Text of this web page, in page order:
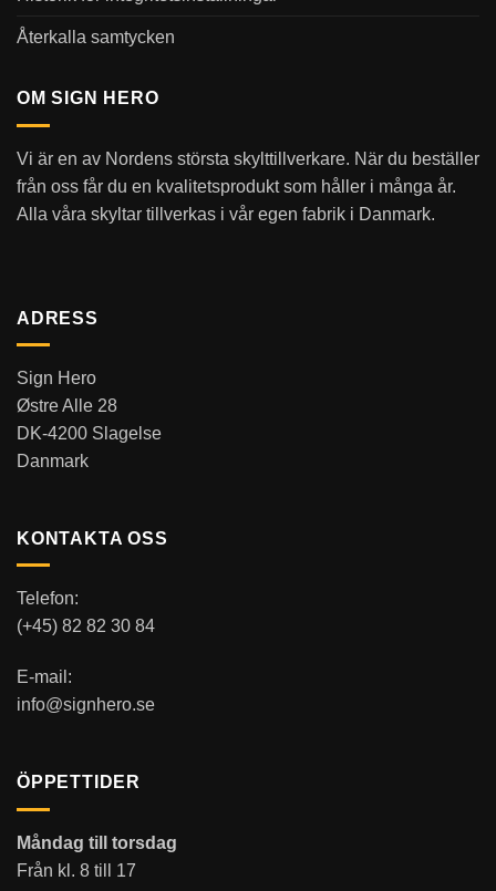
Återkalla samtycken
OM SIGN HERO
Vi är en av Nordens största skylttillverkare. När du beställer
från oss får du en kvalitetsprodukt som håller i många år.
Alla våra skyltar tillverkas i vår egen fabrik i Danmark.
ADRESS
Sign Hero
Østre Alle 28
DK-4200 Slagelse
Danmark
KONTAKTA OSS
Telefon:
(+45) 82 82 30 84
E-mail:
info@signhero.se
ÖPPETTIDER
Måndag till torsdag
Från kl. 8 till 17